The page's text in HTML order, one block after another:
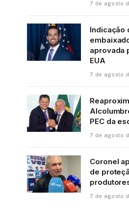
7 de agosto
Indicação
aprovada
EUA
7 de agosto
PEC da
7 de agosto
Coronel
de
7 de agosto